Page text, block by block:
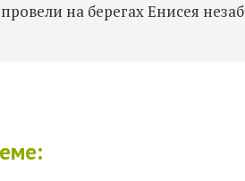
на берегах Енисея